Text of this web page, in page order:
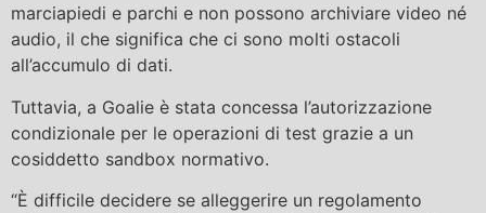
marciapiedi e parchi e non possono archiviare video né
audio, il che significa che ci sono molti ostacoli
all’accumulo di dati.
Tuttavia, a Goalie è stata concessa l’autorizzazione
condizionale per le operazioni di test grazie a un
cosiddetto sandbox normativo.
“È difficile decidere se alleggerire un regolamento